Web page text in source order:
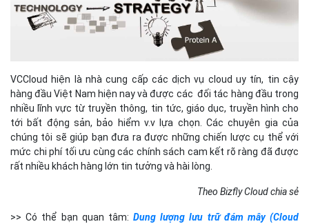
VCCloud hiện là nhà cung cấp các dịch vụ cloud uy tín, tin cậy
hàng đầu Việt Nam hiện nay và được các đối tác hàng đầu trong
nhiều lĩnh vực từ truyền thông, tin tức, giáo dục, truyền hình cho
tới bất động sản, bảo hiểm v.v lựa chọn. Các chuyên gia của
chúng tôi sẽ giúp bạn đưa ra được những chiến lược cụ thể với
mức chi phí tối ưu cùng các chính sách cam kết rõ ràng đã được
rất nhiều khách hàng lớn tin tưởng và hài lòng.
Theo Bizfly Cloud chia sẻ
>> Có thể bạn quan tâm: Dung lượng lưu trữ đám mây (Cloud